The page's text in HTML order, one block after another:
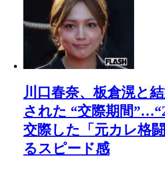
川口春奈、板倉滉と
された “交際期間
交際した「元カレ格
るスピード感